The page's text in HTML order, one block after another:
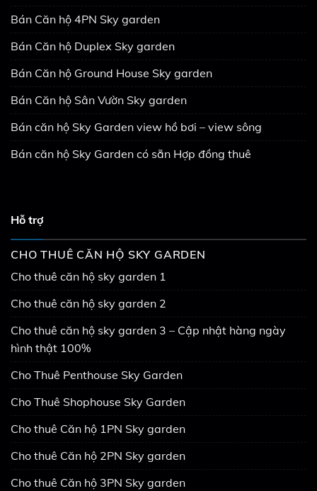
Bán Căn hộ 4PN Sky garden
Bán Căn hộ Duplex Sky garden
Bán Căn hộ Ground House Sky garden
Bán Căn hộ Sân Vườn Sky garden
Bán căn hộ Sky Garden view hồ bơi – view sông
Bán căn hộ Sky Garden có sẵn Hợp đồng thuê
Hỗ trợ
CHO THUÊ CĂN HỘ SKY GARDEN
Cho thuê căn hộ sky garden 1
Cho thuê căn hộ sky garden 2
Cho thuê căn hộ sky garden 3 – Cập nhật hàng ngày
hình thật 100%
Cho Thuê Penthouse Sky Garden
Cho Thuê Shophouse Sky Garden
Cho thuê Căn hộ 1PN Sky garden
Cho thuê Căn hộ 2PN Sky garden
Cho thuê Căn hộ 3PN Sky garden